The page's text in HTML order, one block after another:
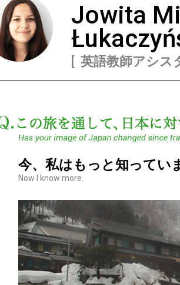
Jowita
英語教師アシス
今、私はもっと知ってい
Now I know more.